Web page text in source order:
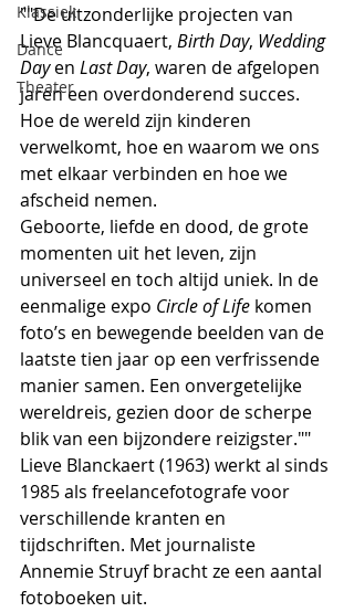
Klassiek
Dance
Theater
""De uitzonderlijke projecten van
Lieve Blancquaert, Birth Day, Wedding
Day en Last Day, waren de afgelopen
jaren een overdonderend succes.
Hoe de wereld zijn kinderen
verwelkomt, hoe en waarom we ons
met elkaar verbinden en hoe we
afscheid nemen.
Geboorte, liefde en dood, de grote
momenten uit het leven, zijn
universeel en toch altijd uniek. In de
eenmalige expo Circle of Life komen
foto’s en bewegende beelden van de
laatste tien jaar op een verfrissende
manier samen. Een onvergetelijke
wereldreis, gezien door de scherpe
blik van een bijzondere reizigster.""
Lieve Blanckaert (1963) werkt al sinds
1985 als freelancefotografe voor
verschillende kranten en
tijdschriften. Met journaliste
Annemie Struyf bracht ze een aantal
fotoboeken uit.